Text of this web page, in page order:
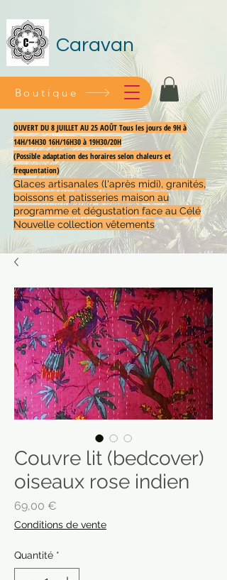
Caravan
OUVERT DU 8 JUILLET AU 25 AOÛT Tous les jours de 9H à
14H/14H30 16H/16H30 à 19H30/20H
(Possible adaptation des horaires selon chaleurs et
frequentation)
Glaces artisanales (l'après midi), granités,
boissons et patisseries maison au
programme et dégustation face au Célé
Nouvelle collection vêtements
Boutique
Couvre lit (bedcover)
oiseaux rose indien
69,00 €
Conditions de vente
Quantité *